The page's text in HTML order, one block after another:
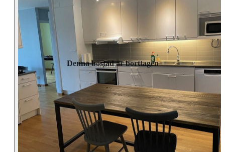
Denna bostad är borttagen